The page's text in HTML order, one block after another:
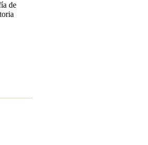
de